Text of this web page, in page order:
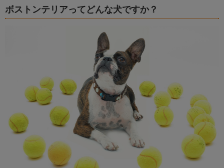
ボストンテリアってどんな犬ですか？